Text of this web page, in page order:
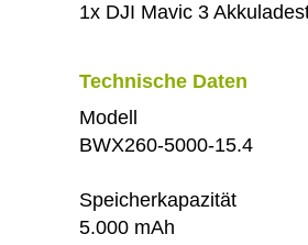
1x DJI Mavic 3
Technische Daten
Modell
BWX260-5000-15.4
Speicherkapazität
5.000 mAh